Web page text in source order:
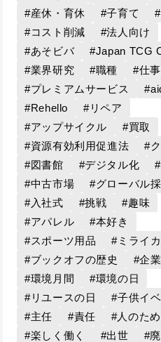
#産休・育休
#子育て
#コスト削減
#法人向け
#あそビバ
#Japan TCG
#業界研究
#職種
#仕
#プレミアムサービス
#Rehello
#リペア
#アップサイクル
#買取
#資源有効利用促進法
#
#図書館
#デジタル化
#中古市場
#グローバル
#入社式
#挑戦
#趣味
#アパレル
#本好き
#スポーツ用品
#ミライ
#ブックオフの歴史
#企
#環境月間
#環境の日
#リユースの日
#子供イ
#主任
#責任
#人のため
#楽しく働く
#出世
#